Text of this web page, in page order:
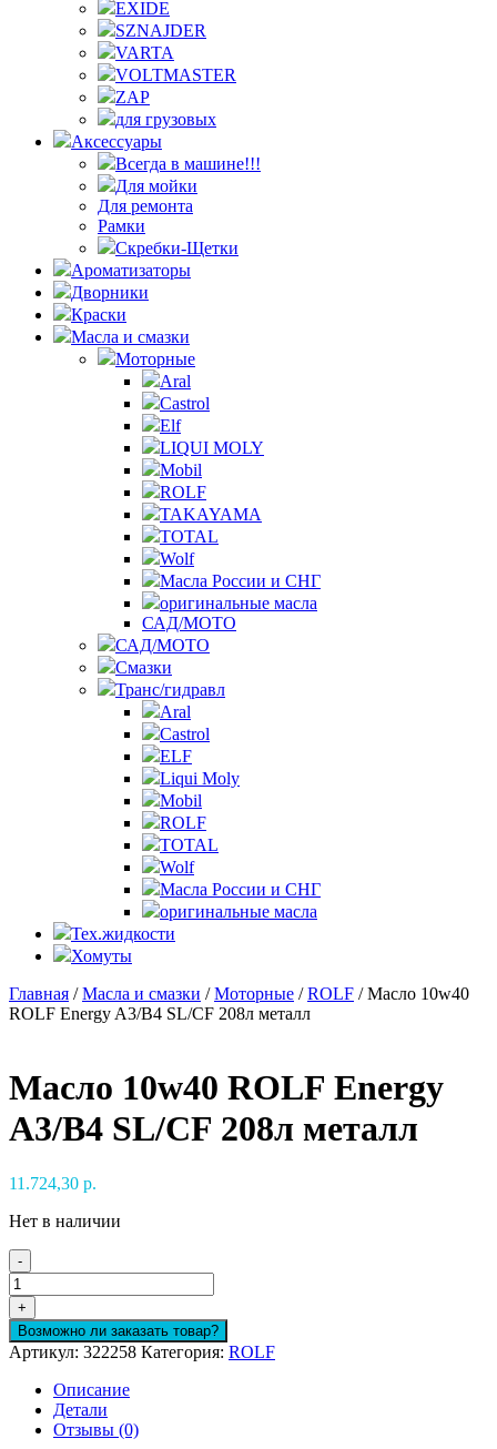
EXIDE
SZNAJDER
VARTA
VOLTMASTER
ZAP
для грузовых
Аксессуары
Всегда в машине!!!
Для мойки
Для ремонта
Рамки
Скребки-Щетки
Ароматизаторы
Дворники
Краски
Масла и смазки
Моторные
Aral
Castrol
Elf
LIQUI MOLY
Mobil
ROLF
TAKAYAMA
TOTAL
Wolf
Масла России и СНГ
оригинальные масла
САД/МОТО
САД/МОТО
Смазки
Транс/гидравл
Aral
Castrol
ELF
Liqui Moly
Mobil
ROLF
TOTAL
Wolf
Масла России и СНГ
оригинальные масла
Тех.жидкости
Хомуты
Главная /Масла и смазки /Моторные /ROLF / Масло 10w40
ROLF Energy A3/B4 SL/CF 208л металл
Масло 10w40 ROLF Energy
A3/B4 SL/CF 208л металл
11.724,30 р.
Нет в наличии
-
Количество
товара
Масло
10w40
ROLF
Energy
A3/B4
SL/CF
+
Возможно ли заказать товар?
Артикул: 322258 Категория: ROLF
Описание
Детали
Отзывы (0)